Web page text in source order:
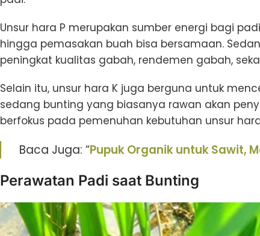
Unsur hara P merupakan sumber energi bagi
hingga pemasakan buah bisa bersamaan.
peningkat kualitas gabah, rendemen gabah,
Selain itu, unsur hara K juga berguna untuk
sedang bunting yang biasanya rawan akan
berfokus pada pemenuhan kebutuhan unsur
Baca Juga: “Pupuk Organik untuk Sawit,
Perawatan Padi saat Bunting